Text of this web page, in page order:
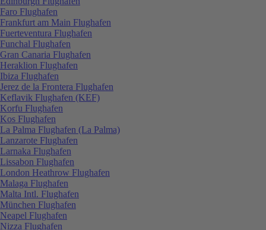
Faro Flughafen
Frankfurt am Main Flughafen
Fuerteventura Flughafen
Funchal Flughafen
Gran Canaria Flughafen
Heraklion Flughafen
Ibiza Flughafen
Jerez de la Frontera Flughafen
Keflavik Flughafen (KEF)
Korfu Flughafen
Kos Flughafen
La Palma Flughafen (La Palma)
Lanzarote Flughafen
Larnaka Flughafen
Lissabon Flughafen
London Heathrow Flughafen
Malaga Flughafen
Malta Intl. Flughafen
München Flughafen
Neapel Flughafen
Nizza Flughafen